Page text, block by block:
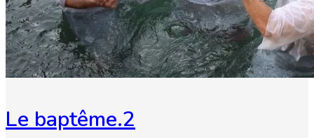
Le baptême.2